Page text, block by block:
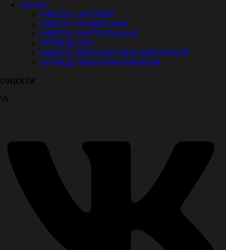
Каталог
КАБЕЛЬ СИЛОВОЙ
КАБЕЛЬ УПРАВЛЕНИЯ
КАБЕЛЬ КОНТРОЛЬНЫЙ
ПРОВОД СИП
КАБЕЛЬ ШАХТНЫЙ ЭКСКОВАТОРНЫЙ
ПРОВОД НЕИЗОЛИРОВАННЫЙ
СОЦСЕТИ
Vk